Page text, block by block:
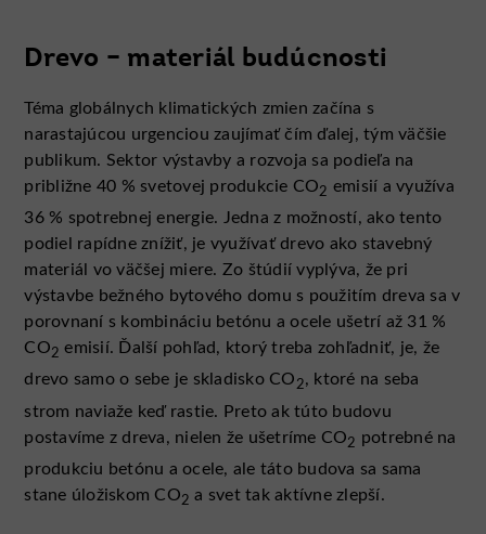
Drevo – materiál budúcnosti
Téma globálnych klimatických zmien začína s
narastajúcou urgenciou zaujímať čím ďalej, tým väčšie
publikum. Sektor výstavby a rozvoja sa podieľa na
približne 40 % svetovej produkcie CO2 emisií a využíva
36 % spotrebnej energie. Jedna z možností, ako tento
podiel rapídne znížiť, je využívať drevo ako stavebný
materiál vo väčšej miere. Zo štúdií vyplýva, že pri
výstavbe bežného bytového domu s použitím dreva sa v
porovnaní s kombináciu betónu a ocele ušetrí až 31 %
CO2 emisií. Ďalší pohľad, ktorý treba zohľadniť, je, že
drevo samo o sebe je skladisko CO2, ktoré na seba
strom naviaže keď rastie. Preto ak túto budovu
postavíme z dreva, nielen že ušetríme CO2 potrebné na
produkciu betónu a ocele, ale táto budova sa sama
stane úložiskom CO2 a svet tak aktívne zlepší.